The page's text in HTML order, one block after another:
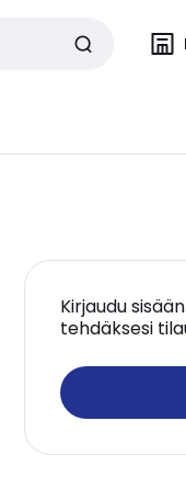
Kirjaudu
tehdäksesi